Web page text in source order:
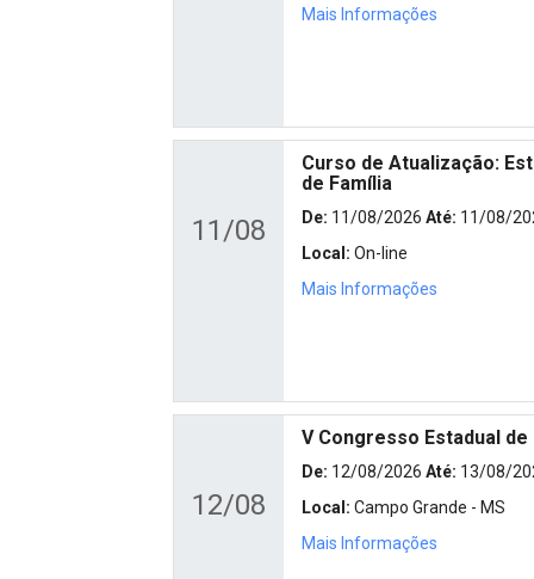
Mais Informações
11/08
Curso de Atualização:
de Família
De: 11/08/2026 Até: 11/08/
Local: On-line
Mais Informações
12/08
V Congresso Estadual
De: 12/08/2026 Até: 13/08/
Local: Campo Grande - MS
Mais Informações